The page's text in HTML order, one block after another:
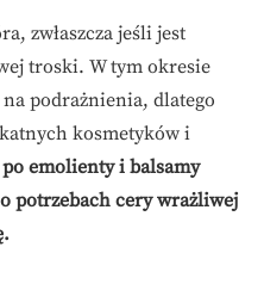
zwłaszcza jeśli jest
troski. W tym okresie
podrażnienia, dlatego
kosmetyków i
emolienty i balsamy
potrzebach cery wrażliwej